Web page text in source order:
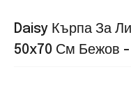
Daisy Кърпа За
50x70 См Бежов